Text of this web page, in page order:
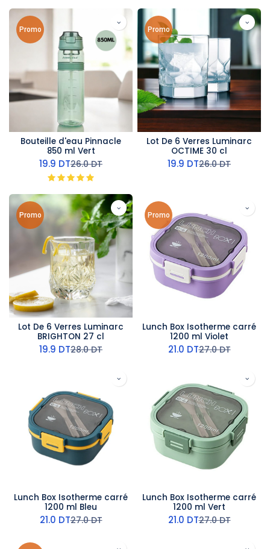
Promo
Bouteille d'eau Pinnacle
850 ml Vert
19.9 DT26.0DT
Promo
Lot De 6 Verres Luminarc
OCTIME 30 cl
19.9 DT26.0DT
Promo
Lot De 6 Verres Luminarc
BRIGHTON 27 cl
19.9 DT28.0DT
Promo
Lunch Box Isotherme carré
1200 ml Violet
21.0 DT27.0DT
Lunch Box Isotherme carré
1200 ml Bleu
21.0 DT27.0DT
Lunch Box Isotherme carré
1200 ml Vert
21.0 DT27.0DT